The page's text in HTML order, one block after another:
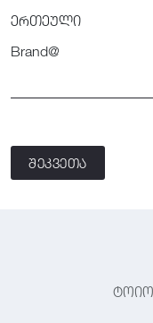
ერთეული
Brand@
შეკვეთა